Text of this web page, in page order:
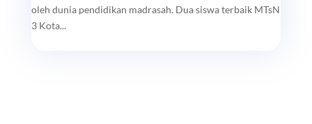
oleh dunia pendidikan madrasah. Dua siswa terbaik MTsN
3 Kota...